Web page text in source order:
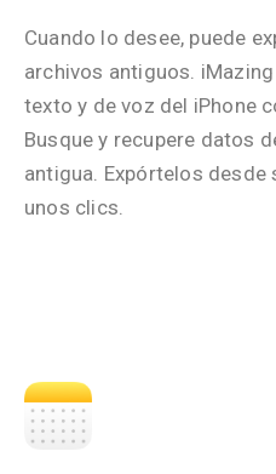
Cuando lo desee, puede
archivos antiguos.
texto y de voz del iPhone
Busque y recupere datos
antigua. Expórtelos desde
unos clics.